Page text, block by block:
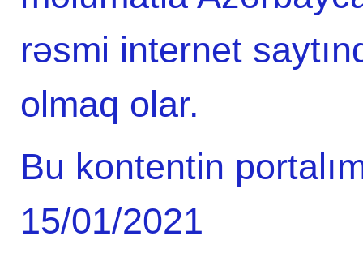
rəsmi internet
olmaq olar.
Bu kontentin
15/01/2021